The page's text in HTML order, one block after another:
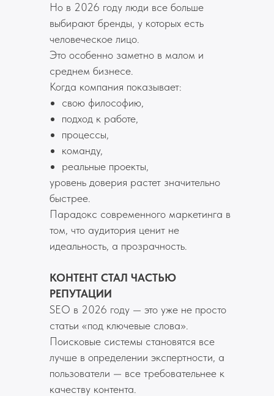
Но в 2026 году люди все больше
выбирают бренды, у которых есть
человеческое лицо.
Это особенно заметно в малом и
среднем бизнесе.
Когда компания показывает:
свою философию,
подход к работе,
процессы,
команду,
реальные проекты,
уровень доверия растет значительно
быстрее.
Парадокс современного маркетинга в
том, что аудитория ценит не
идеальность, а прозрачность.
КОНТЕНТ СТАЛ ЧАСТЬЮ
РЕПУТАЦИИ
SEO в 2026 году — это уже не просто
статьи «под ключевые слова».
Поисковые системы становятся все
лучше в определении экспертности, а
пользователи — все требовательнее к
качеству контента.